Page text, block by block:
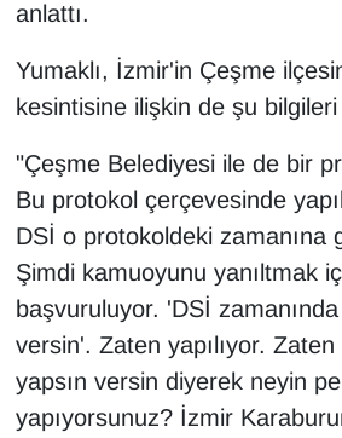
anlattı.
Yumaklı, İzmir'in Çeşme
kesintisine ilişkin de şu
"Çeşme Belediyesi ile de bir
Bu protokol çerçevesinde
DSİ o protokoldeki zamanına
Şimdi kamuoyunu yanıltmak
başvuruluyor. 'DSİ
versin'. Zaten yapılıyor.
yapsın versin diyerek neyin
yapıyorsunuz? İzmir